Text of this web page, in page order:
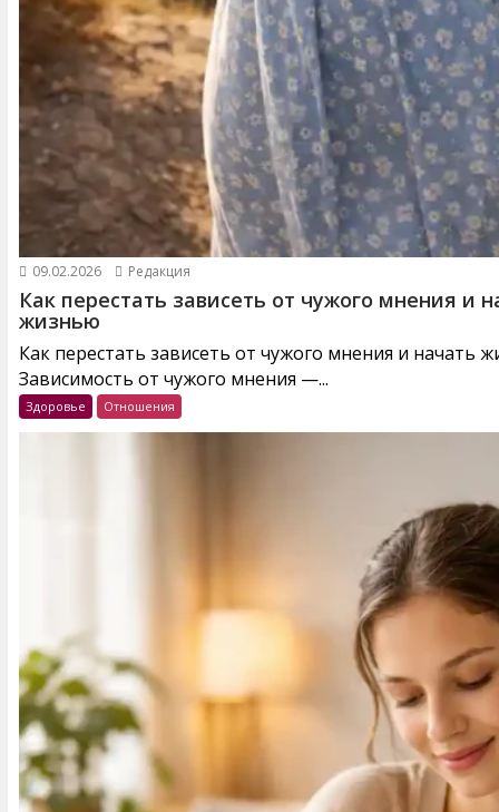
09.02.2026 Редакция
Как перестать зависеть от чужого мнения и
жизнью
Как перестать зависеть от чужого мнения и начать
Зависимость от чужого мнения —...
Здоровье Отношения